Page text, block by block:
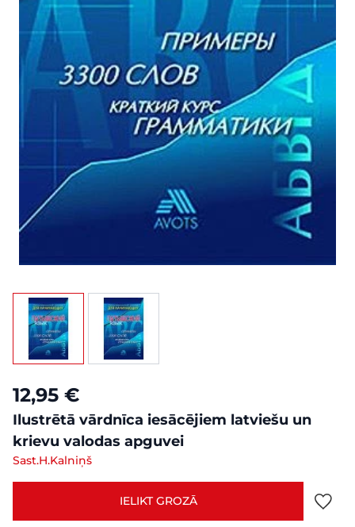
View larger imageView larger image
12,95 €
Ilustrētā vārdnīca iesācējiem latviešu un
krievu valodas apguvei
Sast.H.Kalniņš
IELIKT GROZĀ